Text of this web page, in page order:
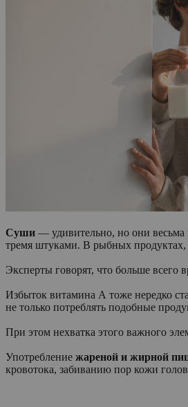
Суши — удивительно, но они весьма
тремя штуками. В рыбных продуктах,
Эксперты говорят, что больше всего
Избыток витамина А тоже нередко
не только потреблять подобные
При этом нехватка этого важного
Употребление жареной и жирной
кровотока, забиванию пор кожи